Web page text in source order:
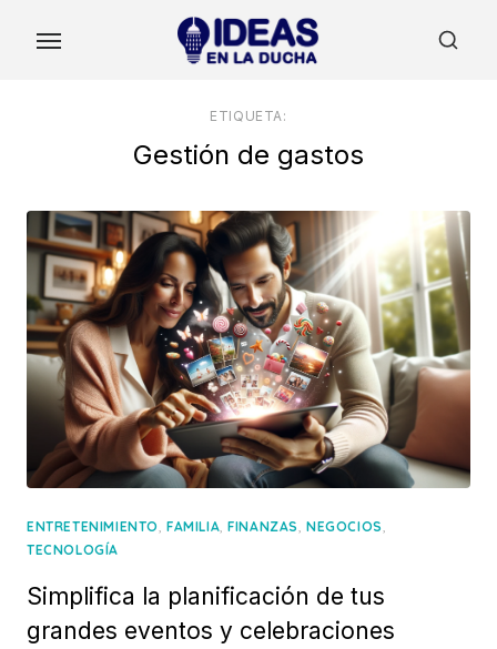
ETIQUETA:
Gestión de gastos
ENTRETENIMIENTO, FAMILIA,FINANZAS,NEGOCIOS,
TECNOLOGÍA
Simplifica la planificación de tus
grandes eventos y celebraciones